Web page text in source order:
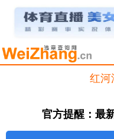
红河
官方提醒：最